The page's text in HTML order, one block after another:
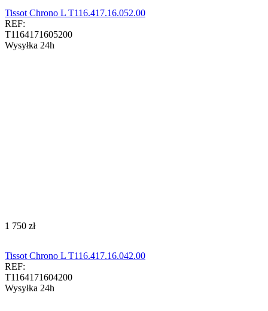
Tissot Chrono L T116.417.16.052.00
REF:
T1164171605200
Wysyłka 24h
‍1 750‍ zł
Tissot Chrono L T116.417.16.042.00
REF:
T1164171604200
Wysyłka 24h